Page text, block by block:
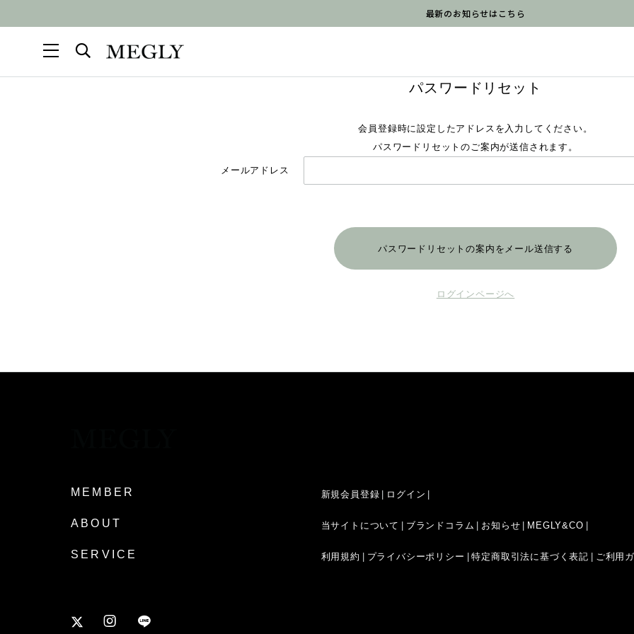
最新のお知らせはこちら
パスワードリセット
会員登録時に設定したアドレスを入力してください。
パスワードリセットのご案内が送信されます。
メールアドレス
ログインページへ
MEMBER 新規会員登録 ログイン
ABOUT 当サイトについて ブランドコラム お知らせ MEGLY&CO
SERVICE 利用規約 プライバシーポリシー 特定商取引法に基づく表記 ご利用